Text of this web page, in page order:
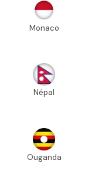
Monaco
Népal
Ouganda